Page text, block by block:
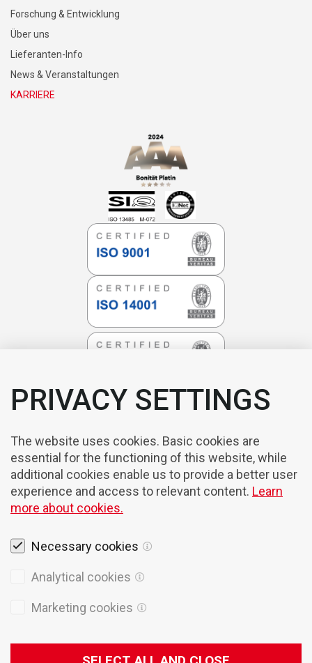
Forschung & Entwicklung
Über uns
Lieferanten-Info
News & Veranstaltungen
KARRIERE
PRIVACY SETTINGS
The website uses cookies. Basic cookies are
essential for the functioning of this website, while
additional cookies enable us to provide a better user
experience and access to relevant content. Learn
more about cookies.
Necessary cookies
Analytical cookies
Marketing cookies